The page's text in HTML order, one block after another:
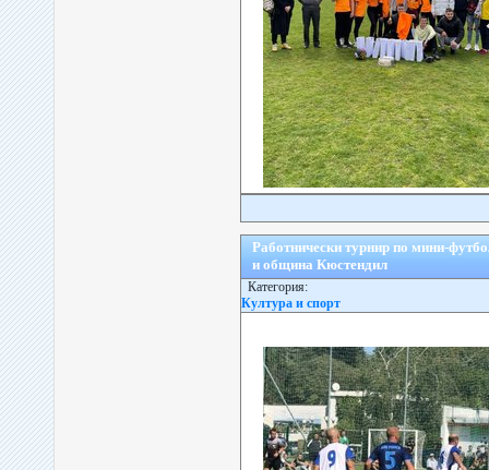
Работнически турнир по мини-
и община Кюстендил
Категория:
Култура и спорт